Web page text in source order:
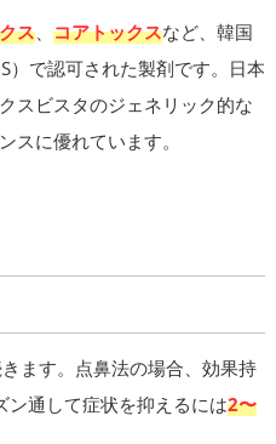
ス、 コアトックスなど、韓国
）で認可された製剤です。日本
スビスタのジェネリック的な
スに優れています。
ます。点鼻法の場合、効果持
ン通して症状を抑えるには2〜